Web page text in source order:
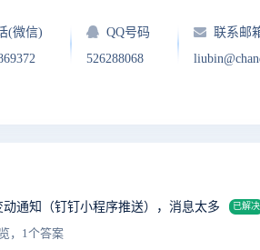
(微信)
QQ号码
526288068
联系邮
通知（钉钉小程序推送），消息太多 已解决
，1个答案